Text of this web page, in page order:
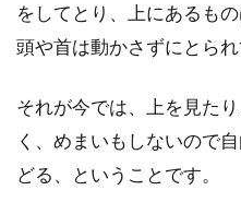
をしてとり、上にあるも
頭や首は動かさずにとられ
それが今では、上を見た
く、めまいもしないので
どる、ということです。